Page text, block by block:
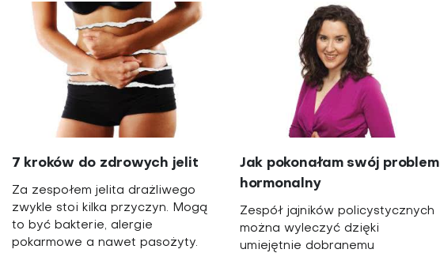
7 kroków do zdrowych jelit
Za zespołem jelita drażliwego
zwykle stoi kilka przyczyn. Mogą
to być bakterie, alergie
pokarmowe a nawet pasożyty.
Jak pokonałam swój problem
hormonalny
Zespół jajników policystycznych
można wyleczyć dzięki
umiejętnie dobranemu